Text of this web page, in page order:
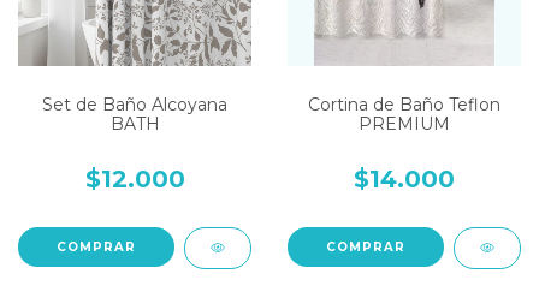
Set de Baño Alcoyana
BATH
$12.000
COMPRAR
Cortina de Baño Teflon
PREMIUM
$14.000
COMPRAR